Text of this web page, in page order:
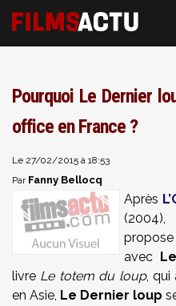
Pourquoi Le Dernier
office en France ?
Le 27/02/2015 à 18:53
Par Fanny Bellocq
Après
avec
livre Le totem du loup, qui
en Asie, Le Dernier loup